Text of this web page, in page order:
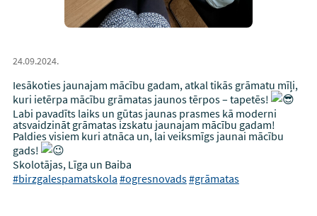
24.09.2024.
Iesākoties jaunajam mācību gadam, atkal tikās grāmatu mīļi,
kuri ietērpa mācību grāmatas jaunos tērpos – tapetēs!
Labi pavadīts laiks un gūtas jaunas prasmes kā moderni
atsvaidzināt grāmatas izskatu jaunajam mācību gadam!
Paldies visiem kuri atnāca un, lai veiksmīgs jaunai mācību
gads!
Skolotājas, Līga un Baiba
#birzgalespamatskola #ogresnovads#grāmatas